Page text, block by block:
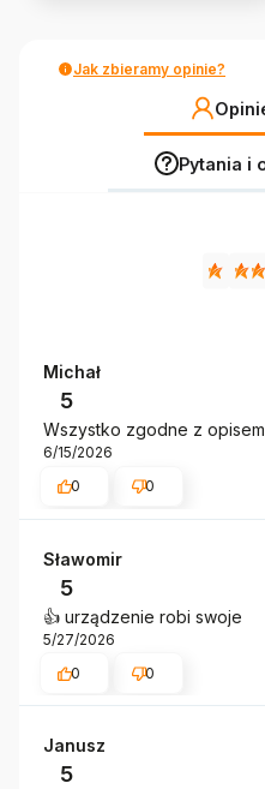
Jak zbieramy opinie?
Pytania i
Michał
5
Wszystko zgodne z opisem
6/15/2026
0
0
Sławomir
5
👍️ urządzenie robi swoje
5/27/2026
0
0
Janusz
5